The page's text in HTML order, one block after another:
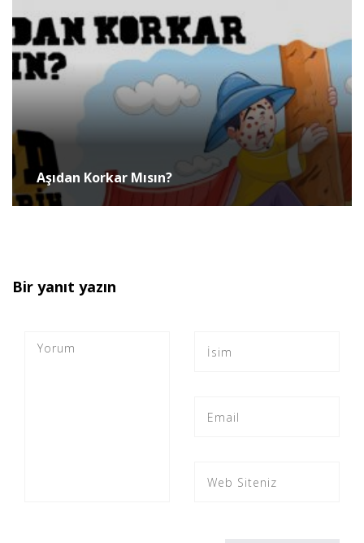
Aşıdan Korkar Mısın?
Bir yanıt yazın